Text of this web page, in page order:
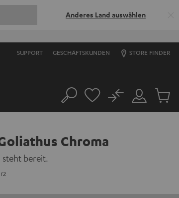
Anderes Land auswählen
SUPPORT GESCHÄFTSKUNDEN STORE FINDER
Suche
Mein
Konto
No
Artikel
Chroma
steht bereit.